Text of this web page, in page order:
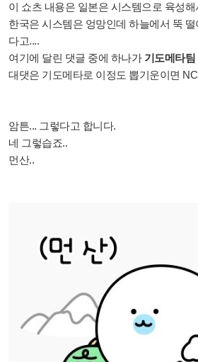
이 쇼츠 내용은 일본은 시스템으로 육성
한국은 시스템은 엉망인데 하늘에서 뚝
다고....
여기에 달린 댓글 중에 하나가 기도메타팀
대댓은 기도메타로 이정도 뽑기운이면
암튼... 그렇다고 합니다.
네 그렇습죠..
먼산..